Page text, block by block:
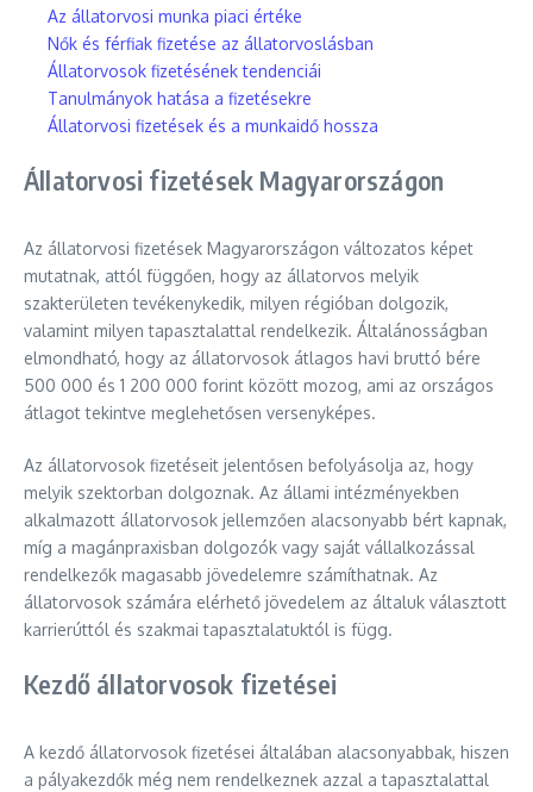
Az állatorvosi munka piaci értéke
Nők és férfiak fizetése az állatorvoslásban
Állatorvosok fizetésének tendenciái
Tanulmányok hatása a fizetésekre
Állatorvosi fizetések és a munkaidő hossza
Állatorvosi fizetések Magyarországon
Az állatorvosi fizetések Magyarországon változatos képet
mutatnak, attól függően, hogy az állatorvos melyik
szakterületen tevékenykedik, milyen régióban dolgozik,
valamint milyen tapasztalattal rendelkezik. Általánosságban
elmondható, hogy az állatorvosok átlagos havi bruttó bére
500 000 és 1 200 000 forint között mozog, ami az országos
átlagot tekintve meglehetősen versenyképes.
Az állatorvosok fizetéseit jelentősen befolyásolja az, hogy
melyik szektorban dolgoznak. Az állami intézményekben
alkalmazott állatorvosok jellemzően alacsonyabb bért kapnak,
míg a magánpraxisban dolgozók vagy saját vállalkozással
rendelkezők magasabb jövedelemre számíthatnak. Az
állatorvosok számára elérhető jövedelem az általuk választott
karrierúttól és szakmai tapasztalatuktól is függ.
Kezdő állatorvosok fizetései
A kezdő állatorvosok fizetései általában alacsonyabbak, hiszen
a pályakezdők még nem rendelkeznek azzal a tapasztalattal